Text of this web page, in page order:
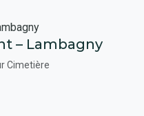
– Lambagny
Cimetière